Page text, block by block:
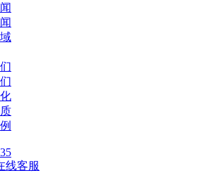
线客服